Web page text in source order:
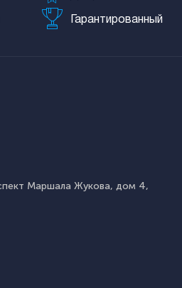
Гарантированный
Маршала Жукова, дом 4,